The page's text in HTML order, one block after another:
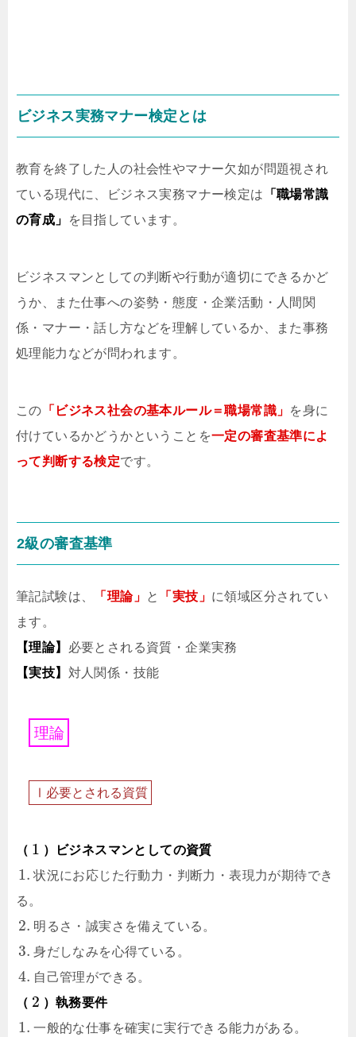
ビジネス実務マナー検定とは
教育を終了した人の社会性やマナー欠如が問題視され
ている現代に、ビジネス実務マナー検定は 「職場常識
の育成」
を目指しています。
ビジネスマンとしての判断や行動が適切にできるかど
うか、また仕事への姿勢・態度・企業活動・人間関
係・マナー・話し方などを理解しているか、また事務
処理能力などが問われます。
この 「ビジネス社会の基本ルール＝職場常識」 を身に
付けているかどうかということを一定の審査基準によ
って判断する検定です。
2級の審査基準
筆記試験は、 「理論」 と 「実技」 に領域区分されてい
ます。
【理論】 必要とされる資質・企業実務
【実技】 対人関係・技能
理論
Ⅰ 必要と さ れる資質
（ 1 ）ビジネスマンとしての資質
1. 状況にお応じた行動力・判断力・表現力が期待でき
る。
2. 明るさ・誠実さを備えている。
3. 身だしなみを心得ている。
4. 自己管理ができる。
（ 2 ）執務要件
1. 一般的な仕事を確実に実行できる能力がある。